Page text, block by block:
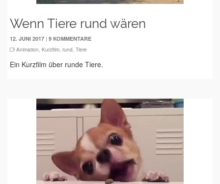
Wenn Tiere rund wären
12. JUNI 2017 | 9 KOMMENTARE
Animation, Kurzfilm, rund, Tiere
Ein Kurzfilm über runde Tiere.